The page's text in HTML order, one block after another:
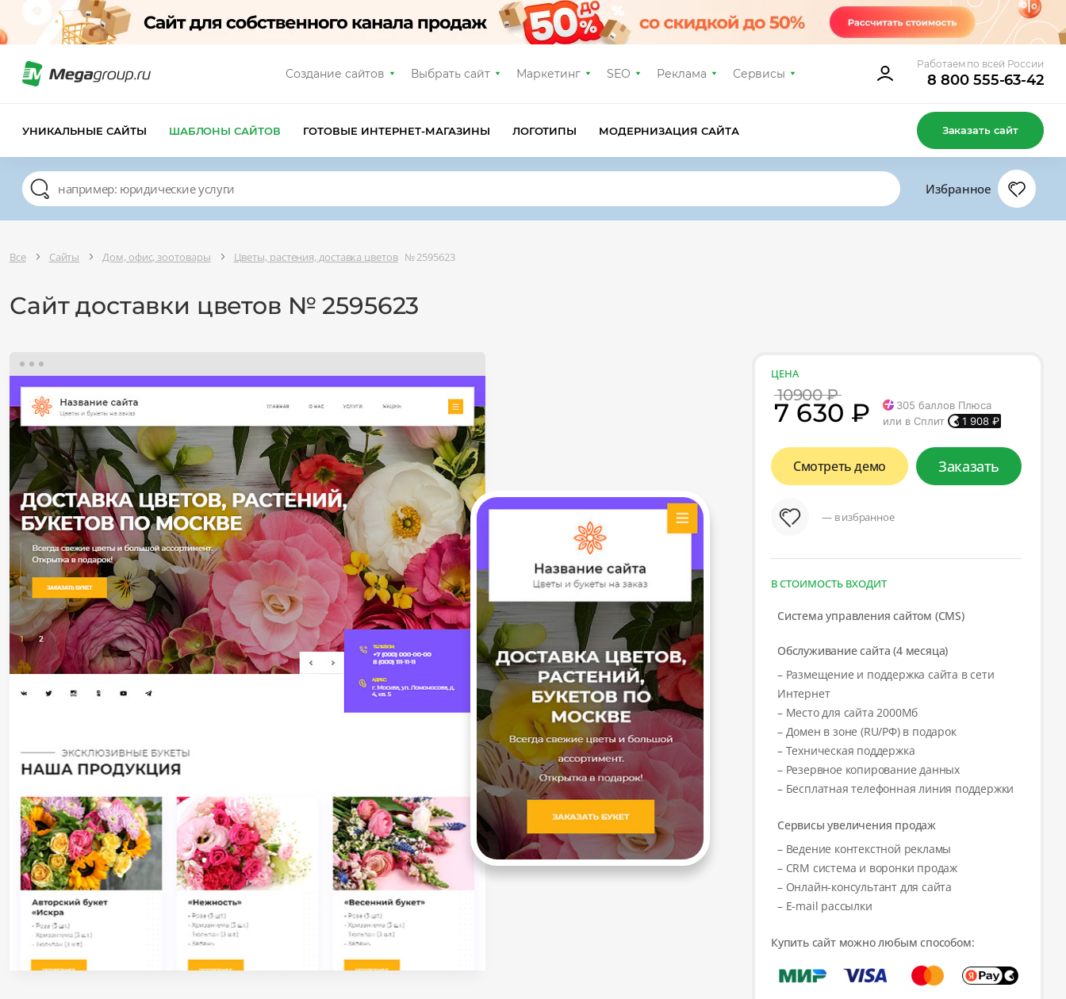
Создание сайтов Выбрать сайт Маркетинг SEO Реклама Сервисы
Работаем по всей России
8 800 555-63-42
УНИКАЛЬНЫЕ САЙТЫ ШАБЛОНЫ САЙТОВ ГОТОВЫЕ ИНТЕРНЕТ-МАГАЗИНЫ ЛОГОТИПЫ МОДЕРНИЗАЦИЯ САЙТА Заказать сайт
Избранное
Все Сайты Дом, офис, зоотовары Цветы, растения, доставка цветов № 2595623
Сайт доставки цветов № 2595623
ЦЕНА
10900 ₽
7 630 ₽ 305 баллов Плюса
или в Сплит
1 908 ₽
Смотреть демо Заказать
— в избранное
В СТОИМОСТЬ ВХОДИТ
Система управления сайтом (CMS)
Обслуживание сайта (4 месяца)
– Размещение и поддержка сайта в сети
Интернет
– Место для сайта 2000Мб
– Домен в зоне (RU/РФ) в подарок
– Техническая поддержка
– Резервное копирование данных
– Бесплатная телефонная линия поддержки
Сервисы увеличения продаж
– Ведение контекстной рекламы
– CRM система и воронки продаж
– Онлайн-консультант для сайта
– E-mail рассылки
Купить сайт можно любым способом: